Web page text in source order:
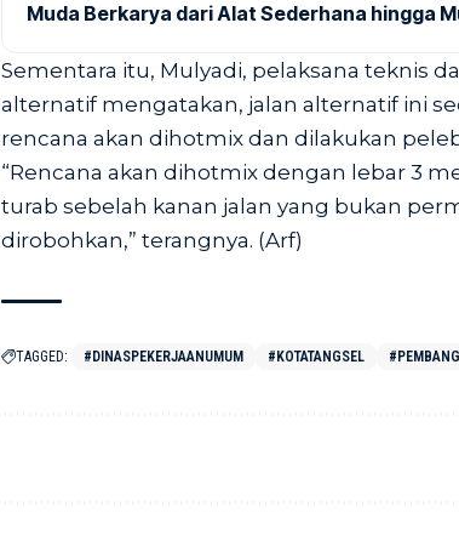
Muda Berkarya dari Alat Sederhana hingga
Sementara itu, Mulyadi, pelaksana teknis
alternatif mengatakan, jalan alternatif ini
rencana akan dihotmix dan dilakukan
“Rencana akan dihotmix dengan lebar 3
turab sebelah kanan jalan yang bukan
dirobohkan,” terangnya. (Arf)
TAGGED: #DINASPEKERJAANUMUM #KOTATANGSEL